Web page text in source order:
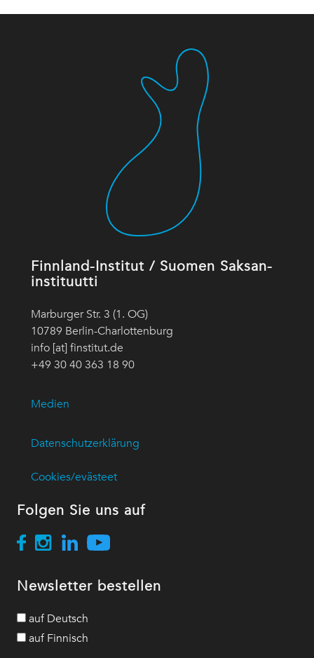
Finnland-Institut / Suomen Saksan-
instituutti
Marburger Str. 3 (1. OG)
10789 Berlin-Charlottenburg
info [at] finstitut.de
+49 30 40 363 18 90
Medien
Datenschutzerklärung
Cookies/evästeet
Folgen Sie uns auf
Newsletter bestellen
auf Deutsch
auf Finnisch